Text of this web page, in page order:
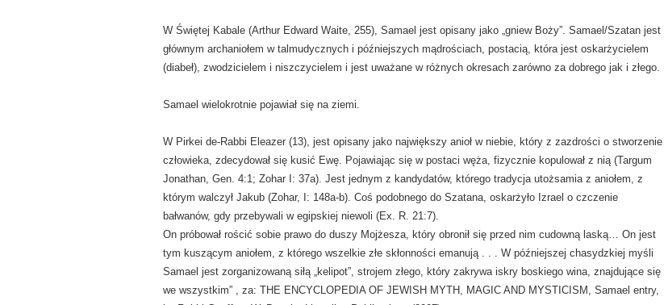
W Świętej Kabale (Arthur Edward Waite, 255), Samael jest opisany jako „gniew Boży”. Samael/Szatan jest
głównym archaniołem w talmudycznych i późniejszych mądrościach, postacią, która jest oskarżycielem
(diabeł), zwodzicielem i niszczycielem i jest uważane w różnych okresach zarówno za dobrego jak i złego.
Samael wielokrotnie pojawiał się na ziemi.
W Pirkei de-Rabbi Eleazer (13), jest opisany jako największy anioł w niebie, który z zazdrości o stworzenie
człowieka, zdecydował się kusić Ewę. Pojawiając się w postaci węża, fizycznie kopulował z nią (Targum
Jonathan, Gen. 4:1; Zohar I: 37a). Jest jednym z kandydatów, którego tradycja utożsamia z aniołem, z
którym walczył Jakub (Zohar, I: 148a-b). Coś podobnego do Szatana, oskarżyło Izrael o czczenie
bałwanów, gdy przebywali w egipskiej niewoli (Ex. R. 21:7).
On próbował rościć sobie prawo do duszy Mojżesza, który obronił się przed nim cudowną laską… On jest
tym kuszącym aniołem, z którego wszelkie złe skłonności emanują . . . W późniejszej chasydzkiej myśli
Samael jest zorganizowaną siłą „kelipot”, strojem złego, który zakrywa iskry boskiego wina, znajdujące się
we wszystkim” , za: THE ENCYCLOPEDIA OF JEWISH MYTH, MAGIC AND MYSTICISM, Samael entry,